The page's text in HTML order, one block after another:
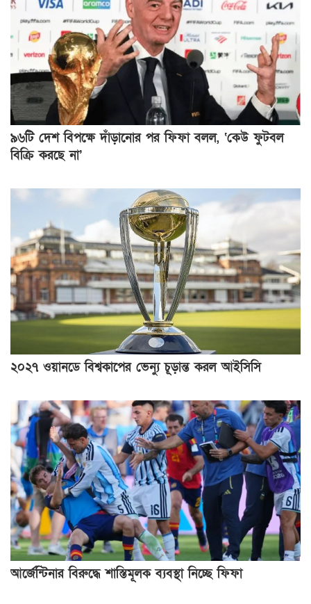
৯৬টি দেশ বিপক্ষে দাঁড়ানোর পর ফিফা বলল, ‘কেউ ফুটবল
বিক্রি করছে না’
২০২৭ ওয়ানডে বিশ্বকাপের ভেন্যু চূড়ান্ত করল আইসিসি
আর্জেন্টিনার বিরুদ্ধে শাস্তিমূলক ব্যবস্থা নিচ্ছে ফিফা